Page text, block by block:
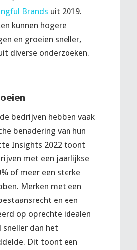
Brands uit 2019.
kunnen hogere
en groeien sneller,
diverse onderzoeken.
bedrijven hebben vaak
benadering van hun
Insights 2022 toont
met een jaarlijkse
of meer een sterke
Merken met een
en een
op oprechte idealen
sneller dan het
Dit toont een